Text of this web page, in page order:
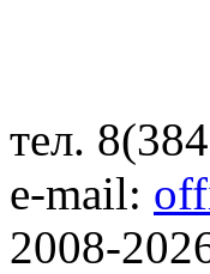
тел.
e-mail:
2008-